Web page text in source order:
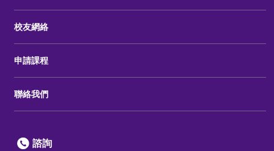
校友網絡
申請課程
聯絡我們
諮詢